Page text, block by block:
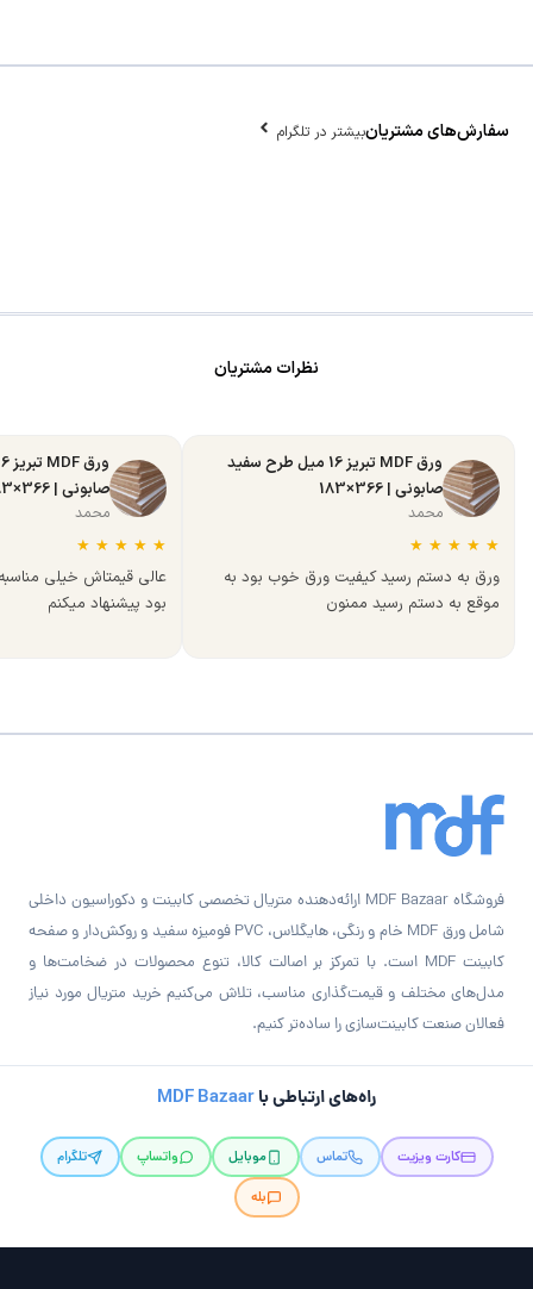
سفارش‌های مشتریانبیشتر در تلگرام
نظرات مشتریان
ورق MDF تبریز 16 میل طرح سفید
صابونی | 366×183
محمد
★
★
★
★
★
ورق به دستم رسید کیفیت ورق خوب بود به
موقع به دستم رسید ممنون
صابونی | 366×183
محمد
★
★
★
★
★
عالی قیمتاش خیلی
بود پیشنهاد میکنم
فروشگاه MDF Bazaar ارائه‌دهنده متریال تخصصی کابینت و دکوراسیون داخلی
شامل ورق MDF خام و رنگی، هایگلاس، PVC فومیزه سفید و روکش‌دار و صفحه
کابینت MDF است. با تمرکز بر اصالت کالا، تنوع محصولات در ضخامت‌ها و
مدل‌های مختلف و قیمت‌گذاری مناسب، تلاش می‌کنیم خرید متریال مورد نیاز
فعالان صنعت کابینت‌سازی را ساده‌تر کنیم.
راه‌های ارتباطی باMDF Bazaar
کارت ویزیت تماس موبایل واتساپ
تلگرام
بله